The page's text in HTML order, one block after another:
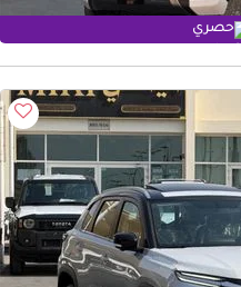
حصري